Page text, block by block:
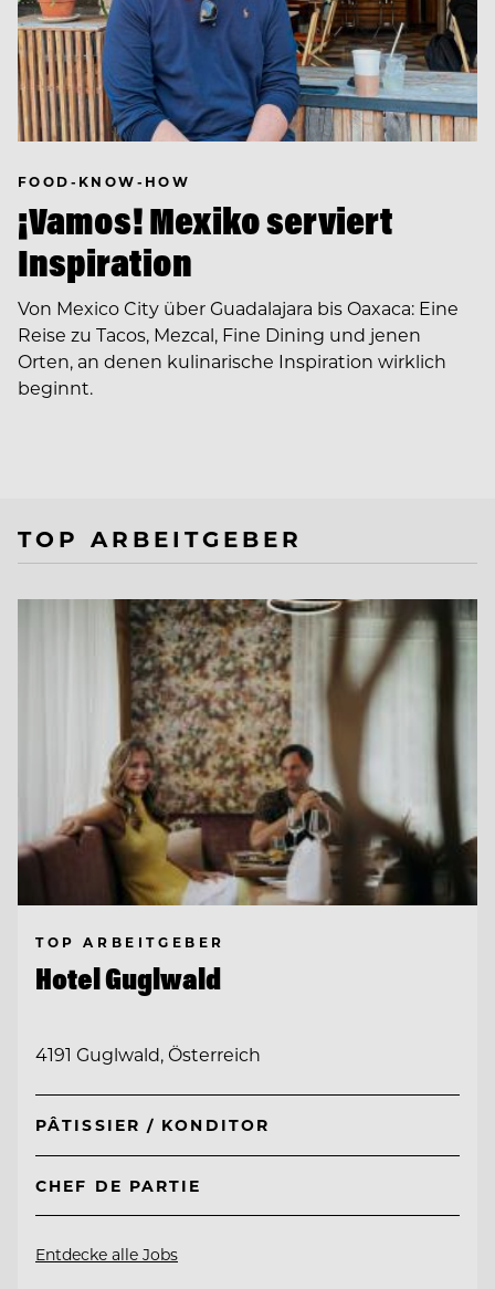
FOOD-KNOW-HOW
¡Vamos! Mexiko serviert
Inspiration
Von Mexico City über Guadalajara bis Oaxaca: Eine
Reise zu Tacos, Mezcal, Fine Dining und jenen
Orten, an denen kulinarische Inspiration wirklich
beginnt.
TOP ARBEITGEBER
TOP ARBEITGEBER
Hotel Guglwald
4191 Guglwald, Österreich
PÂTISSIER / KONDITOR
CHEF DE PARTIE
Entdecke alle Jobs